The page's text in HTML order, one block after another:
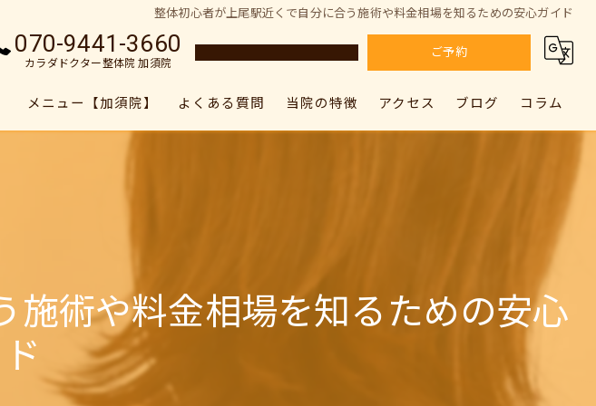
整体初心者が上尾駅近くで自分に合う施術や料金相場を知るための安心ガイド
070-9441-3660
カラダドクター整体院 加須院
ご予約
メニュー【加須院】 よくある質問 当院の特徴
姿勢矯正
アクセス ブログ コラム
施術や料金相場を知るための安心